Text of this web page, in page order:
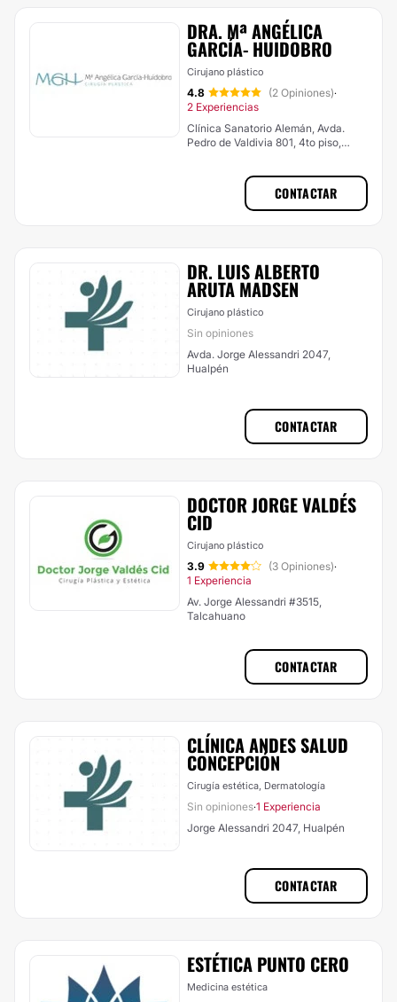
DRA. Mª ANGÉLICA
GARCÍA- HUIDOBRO
Cirujano plástico
4.8 (2 Opiniones)·
2 Experiencias
Clínica Sanatorio Alemán, Avda.
Pedro de Valdivia 801, 4to piso,
CONTACTAR
DR. LUIS ALBERTO
ARUTA MADSEN
Cirujano plástico
Sin opiniones
Avda. Jorge Alessandri 2047,
Hualpén
CONTACTAR
DOCTOR JORGE VALDÉS
CID
Cirujano plástico
3.9 (3 Opiniones)·
1 Experiencia
Av. Jorge Alessandri #3515,
Talcahuano
CONTACTAR
CLÍNICA ANDES SALUD
CONCEPCIÓN
Cirugía estética, Dermatología
Sin opiniones·1 Experiencia
Jorge Alessandri 2047, Hualpén
CONTACTAR
ESTÉTICA PUNTO CERO
Medicina estética